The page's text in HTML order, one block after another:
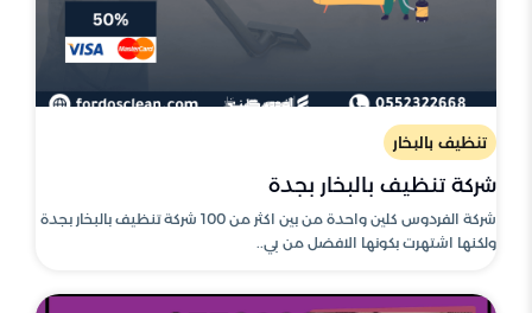
تنظيف بالبخار
شركة تنظيف بالبخار بجدة
شركة الفردوس كلين واحدة من بين اكثر من 100 شركة تنظيف بالبخار بجدة
ولكنها اشتهرت بكونها الافضل من بي..